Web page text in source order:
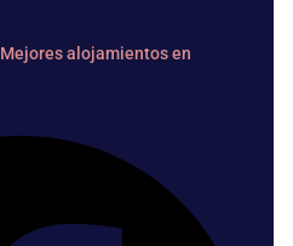
Mejores alojamientos en